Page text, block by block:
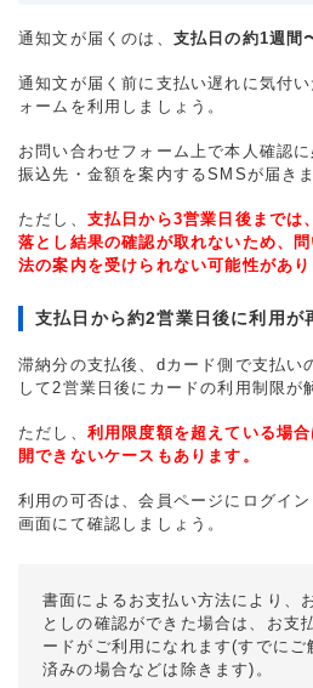
通知文が届くのは、 支払日の約1週間
通知文が届く前に支払い遅れに気付
ォームを利用しましょう。
お問い合わせフォーム上で本人確認
振込先・金額を案内するSMSが届きま
ただし、 支払日から3営業日後までは
落とし結果の確認が取れないため、
法の案内を受けられない可能性があり
支払日から約2営業日後に利用が
滞納分の支払後、dカード側で支払い
して2営業日後にカードの利用制限が
ただし、 利用限度額を超えている場
開できないケースもあります。
利用の可否は、会員ページにログイ
画面にて確認しましょう。
書面によるお支払い方法により、
としの確認ができた場合は、お支
ードがご利用になれます(すでにご
済みの場合などは除きます)。